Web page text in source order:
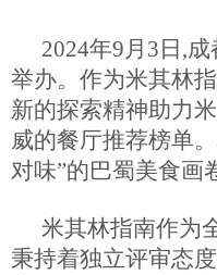
2024年9月3日,
举办。作为米其林
新的探索精神助力
威的餐厅推荐榜单
对味”的巴蜀美食画
米其林指南作为
秉持着独立评审态